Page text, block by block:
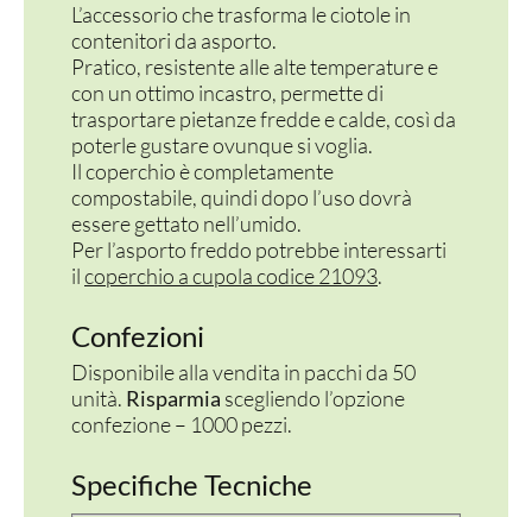
L’accessorio che trasforma le ciotole in
contenitori da asporto.
Pratico, resistente alle alte temperature e
con un ottimo incastro, permette di
trasportare pietanze fredde e calde, così da
poterle gustare ovunque si voglia.
Il coperchio è completamente
compostabile, quindi dopo l’uso dovrà
essere gettato nell’umido.
Per l’asporto freddo potrebbe interessarti
ilcoperchio a cupola codice 21093.
Confezioni
Disponibile alla vendita in pacchi da 50
unità. Risparmia scegliendo l’opzione
confezione – 1000 pezzi.
Specifiche Tecniche